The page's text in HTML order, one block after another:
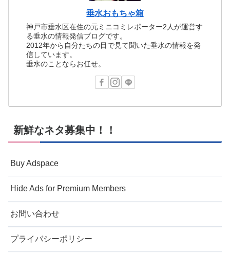
垂水おもちゃ箱
神戸市垂水区在住の元ミニコミレポーター2人が運営す
る垂水の情報発信ブログです。
2012年から自分たちの目で見て聞いた垂水の情報を発
信しています。
垂水のことならお任せ。
新鮮なネタ募集中！！
Buy Adspace
Hide Ads for Premium Members
お問い合わせ
プライバシーポリシー